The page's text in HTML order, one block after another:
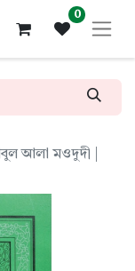
0
আলা মওদুদী |